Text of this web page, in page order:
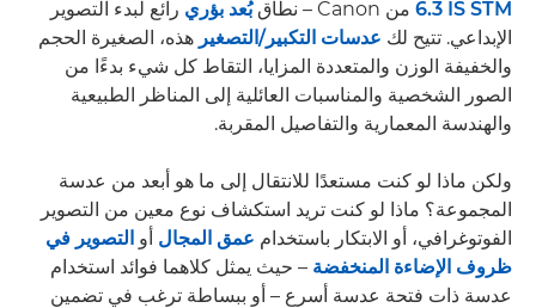
6.3 IS STM من Canon – نطاق بُعد بؤري رائع لبدء التصوير
الإبداعي. تتيح لك عدسات التكبير/التصغير هذه، الصغيرة الحجم
والخفيفة الوزن والمتعددة المزايا، التقاط كل شيء بدءًا من
الصور الشخصية والمناسبات العائلية إلى المناظر الطبيعية
والهندسة المعمارية والتفاصيل المقربة.
ولكن ماذا لو كنت مستعدًا للانتقال إلى ما هو أبعد من عدسة
المجموعة؟ ماذا لو كنت تريد استكشاف نوع معين من التصوير
الفوتوغرافي، أو الابتكار باستخدام عمق المجال أو التصوير في
ظروف الإضاءة المنخفضة – حيث يمثل كلاهما فوائد استخدام
عدسة ذات فتحة عدسة أسرع – أو ببساطة ترغب في تضمين